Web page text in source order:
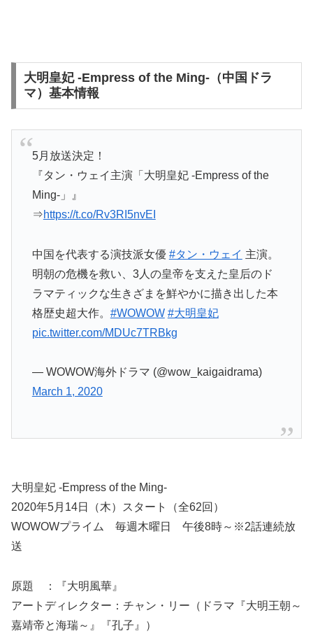
大明皇妃 -Empress of the Ming-（中国ドラ
マ）基本情報
5月放送決定！
『タン・ウェイ主演「大明皇妃 -Empress of the
Ming-」』
⇒https://t.co/Rv3RI5nvEI
中国を代表する演技派女優 #タン・ウェイ 主演。
明朝の危機を救い、3人の皇帝を支えた皇后のド
ラマティックな生きざまを鮮やかに描き出した本
格歴史超大作。 #WOWOW #大明皇妃
pic.twitter.com/MDUc7TRBkg
— WOWOW海外ドラマ (@wow_kaigaidrama)
March 1, 2020
大明皇妃 -Empress of the Ming-
2020年5月14日（木）スタート（全62回）
WOWOWプライム 毎週木曜日 午後8時～※2話連続放
送
原題 ：『大明風華』
アートディレクター：チャン・リー（ドラマ『大明王朝～
嘉靖帝と海瑞～』『孔子』）